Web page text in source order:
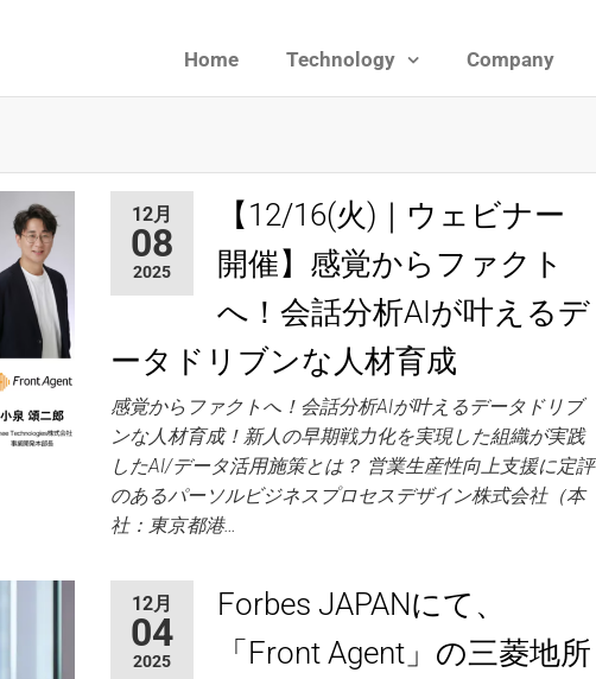
Home Technology Company
12月
08
2025
【12/16(火)｜ウェビナー
開催】感覚からファクト
へ！会話分析AIが叶えるデ
ータドリブンな人材育成
感覚からファクトへ！会話分析AIが叶えるデータドリブ
ンな人材育成！新人の早期戦力化を実現した組織が実践
したAI/データ活用施策とは？ 営業生産性向上支援に定評
のあるパーソルビジネスプロセスデザイン株式会社（本
社：東京都港…
12月
04
2025
Forbes JAPANにて、
「Front Agent」の三菱地所